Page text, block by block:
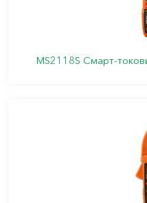
MS2118S Смарт-